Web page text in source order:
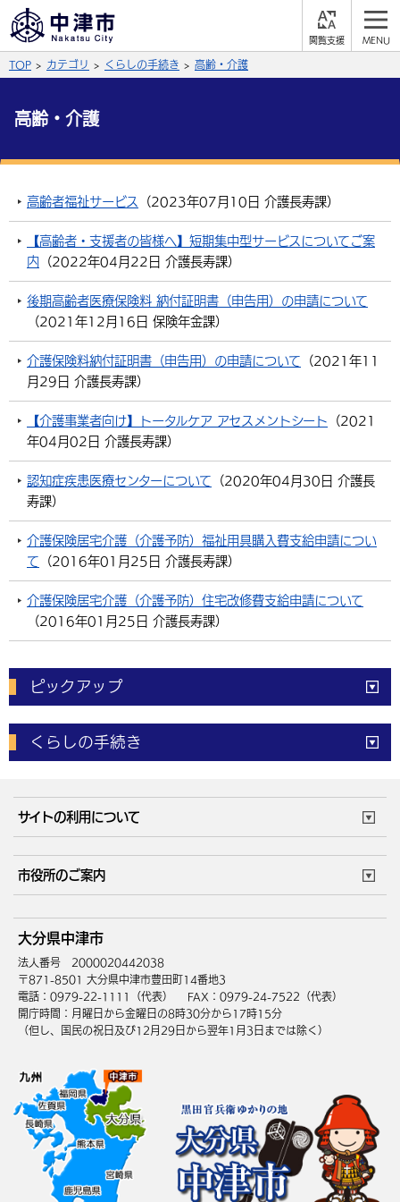
ふりがなをつける
よみあげる
黒 青 白
文字の大きさ
言語を選択
英語（English）
中国語（繁体字）
組織案内
サイト内検索
総合メニュー
くらしの情報
届出・登録・証明 保険・年金
福祉・介護 健康・予防
税金
環境・衛生 生涯学習・スポーツ・人権
選挙 外国人の方向け情報
事業者の方へ
農林水産業
都市整備
施設情報
手当・助成 健康・医療
相談・支援・情報 計画・施策
観光・移住
観光なび スポットを探す
遊ぶ・体験する グルメ・食べる
買う・おみやげ
移住・定住
市政情報
中津市について 市役所の紹介
地方創生・地域活性化
行政・計画
TOP カテゴリ くらしの手続き 高齢・介護
高齢・介護
高齢者福祉サービス （2023年07月10日 介護長寿課）
【高齢者・支援者の皆様へ】短期集中型サービスについてご案
内 （2022年04月22日 介護長寿課）
後期高齢者医療保険料 納付証明書（申告用）の申請について
（2021年12月16日 保険年金課）
介護保険料納付証明書（申告用）の申請について （2021年11
月29日 介護長寿課）
【介護事業者向け】トータルケア アセスメントシート （2021
年04月02日 介護長寿課）
認知症疾患医療センターについて （2020年04月30日 介護長
寿課）
介護保険居宅介護（介護予防）福祉用具購入費支給申請につい
て （2016年01月25日 介護長寿課）
介護保険居宅介護（介護予防）住宅改修費支給申請について
（2016年01月25日 介護長寿課）
ピックアップ
電子申請 窓口の混雑状況
体育施設予約状況 ご意見・ご要望
くらしの手続き
成人・仕事
住まい・引越 ごみ・環境
健康・医療 障がい・福祉
高齢・介護
サイトの利用について
サイトマップ
市役所のご案内
庁舎地図 組織案内
中津市へのアクセス
大分県中津市
法人番号 2000020442038
〒871-8501 大分県中津市豊田町14番地3
電話：0979-22-1111（代表）
FAX：0979-24-7522（代表）
開庁時間：月曜日から金曜日の8時30分から17時15分
（但し、国民の祝日及び12月29日から翌年1月3日までは除く）